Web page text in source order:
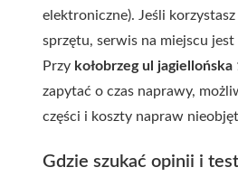
elektroniczne). Jeśli korzystasz
sprzętu, serwis na miejscu
Przy kołobrzeg ul jagiellońska
zapytać o czas naprawy,
części i koszty napraw
Gdzie szukać opinii i